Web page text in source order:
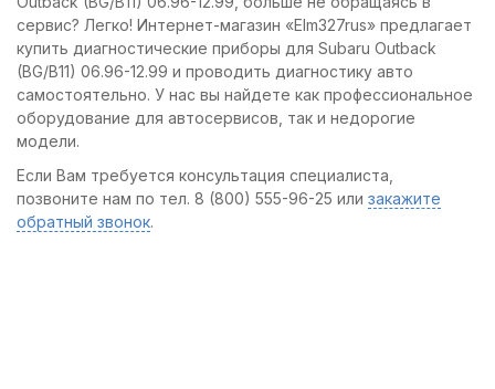
сервис? Легко! Интернет-магазин «Elm327rus» предлагает
купить диагностические приборы для Subaru Outback
(BG/B11) 06.96-12.99 и проводить диагностику авто
самостоятельно. У нас вы найдете как профессиональное
оборудование для автосервисов, так и недорогие
модели.
Если Вам требуется консультация специалиста,
позвоните нам по тел. 8 (800) 555-96-25 или закажите
обратный звонок.